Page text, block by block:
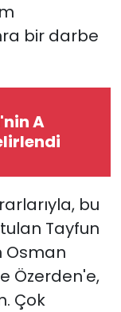
bir darbe
A
bu
Tayfun
Osman
Özerden'e,
Çok